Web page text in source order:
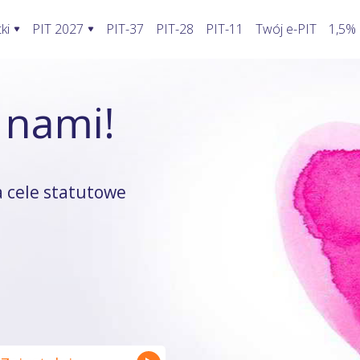
fakturę w KSeF?
stwarza KSeF?
a KSeF
faktury do KSeF
Kalkulator wynagrodzeń
Kalkulator walut
Kalkulator odsetek PIT
Kalkulator rozliczenia
Kalkulator zwrotu podatku
Kalkulator kilometrówki
PIT 2027
PIT-28
37
Koszty uzyskania przychodu
Koszty uzyskania przychodu twórcy
Odliczenie składki zdrowotnej
Działalność nierejestrowana
Wybór formy opodatkowania
PIT-37 PIT-28 PIT-11 Twój e-PIT 1,5%
cele statutowe